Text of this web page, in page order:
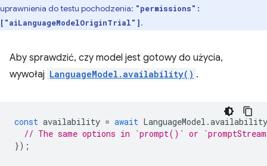
uprawnienia do testu pochodzenia: "permissions":
["aiLanguageModelOriginTrial"].
Aby sprawdzić, czy model jest gotowy do użycia,
wywołaj LanguageModel.availability() .
const availability = await LanguageModel .availability
// The same options in `prompt()` or
});